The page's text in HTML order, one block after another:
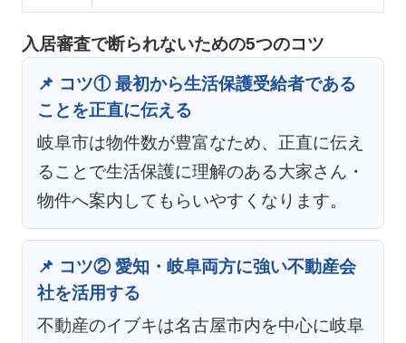
入居審査で断られないための5つのコツ
📌 コツ① 最初から生活保護受給者である
ことを正直に伝える
岐阜市は物件数が豊富なため、正直に伝え
ることで生活保護に理解のある大家さん・
物件へ案内してもらいやすくなります。
📌 コツ② 愛知・岐阜両方に強い不動産会
社を活用する
不動産のイブキは名古屋市内を中心に岐阜